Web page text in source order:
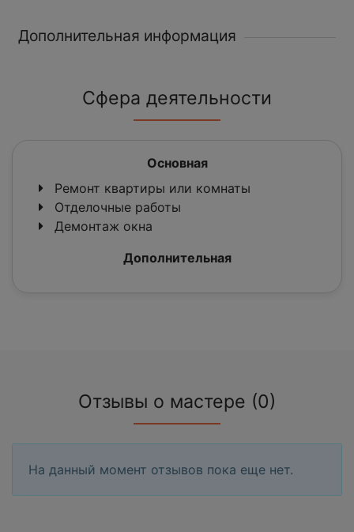
Дополнительная информация
Сфера деятельности
Основная
Ремонт квартиры или комнаты
Отделочные работы
Демонтаж окна
Дополнительная
Отзывы о мастере (0)
На данный момент отзывов пока еще нет.